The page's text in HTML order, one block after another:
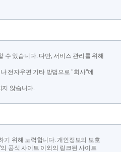
있습니다. 다만, 서비스 관리를 위해
전자우편 기타 방법으로 "회사"에
않습니다.
기 위해 노력합니다. 개인정보의 보호
공식 사이트 이외의 링크된 사이트